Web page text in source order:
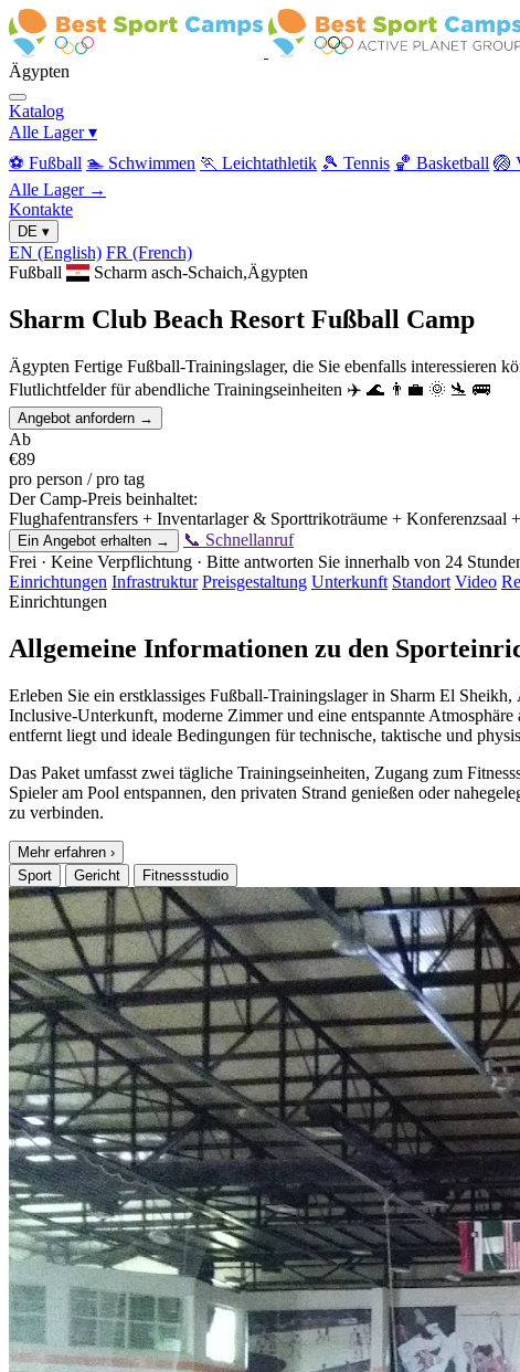
Ägypten
Katalog
Alle Lager▾
⚽ Fußball 🏊 Schwimmen 🏃 Leichtathletik 🎾 Tennis 🏀 Basketball 🏐
Alle Lager →
Kontakte
DE ▾
EN (English) FR (French)
Fußball
Scharm asch-Schaich,Ägypten
Sharm Club Beach Resort Fußball Camp
Ägypten Fertige Fußball-Trainingslager, die Sie ebenfalls interessieren
Flutlichtfelder für abendliche Trainingseinheiten ✈️ 🌊 👨‍💼 🌞 🛬 🚌
Angebot anfordern →
Ab
€89
pro person / pro tag
Der Camp-Preis beinhaltet:
Flughafentransfers + Inventarlager & Sporttrikoträume + Konferenzsaal
Ein Angebot erhalten →
📞 Schnellanruf
Frei · Keine Verpflichtung · Bitte antworten Sie innerhalb von 24
Einrichtungen Infrastruktur Preisgestaltung Unterkunft Standort Video
Einrichtungen
Allgemeine Informationen zu den
Erleben Sie ein erstklassiges Fußball-Trainingslager in Sharm El
Inclusive-Unterkunft, moderne Zimmer und eine entspannte
entfernt liegt und ideale Bedingungen für technische, taktische und
Das Paket umfasst zwei tägliche Trainingseinheiten, Zugang zum
Spieler am Pool entspannen, den privaten Strand genießen oder
zu verbinden.
Mehr erfahren ›
Sport
Gericht Fitnessstudio